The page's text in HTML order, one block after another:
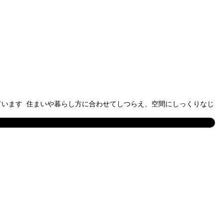
ます 住まいや暮らし方に合わせてしつらえ、空間にしっくりなじ